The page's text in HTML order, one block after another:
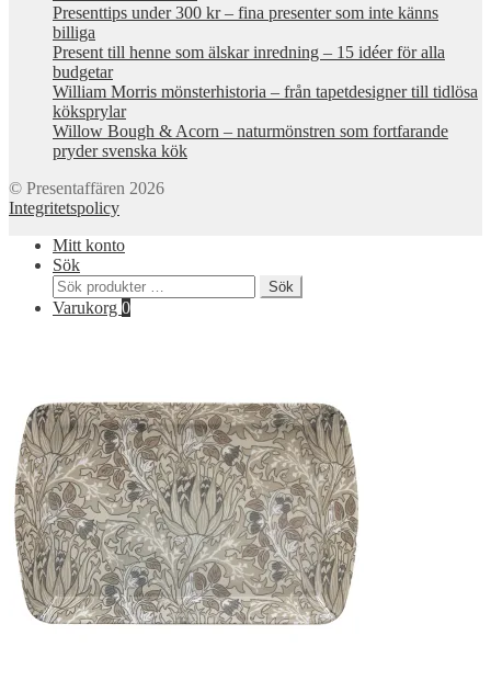
Presenttips under 300 kr – fina presenter som inte känns
billiga
Present till henne som älskar inredning – 15 idéer för alla
budgetar
William Morris mönsterhistoria – från tapetdesigner till tidlösa
köksprylar
Willow Bough & Acorn – naturmönstren som fortfarande
pryder svenska kök
© Presentaffären 2026
Integritetspolicy
Mitt konto
Sök
Sök
efter:
Sök
Varukorg 0